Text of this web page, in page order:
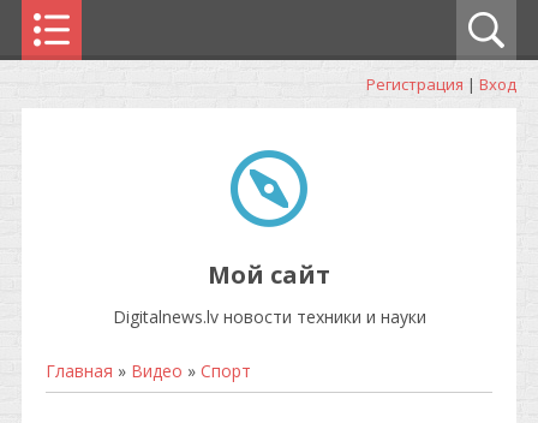
Регистрация | Вход
Мой сайт
Digitalnews.lv новости техники и науки
Главная » Видео » Спорт